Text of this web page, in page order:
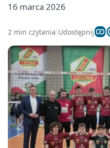
16 marca 2026
2 min czytania Udostępnij